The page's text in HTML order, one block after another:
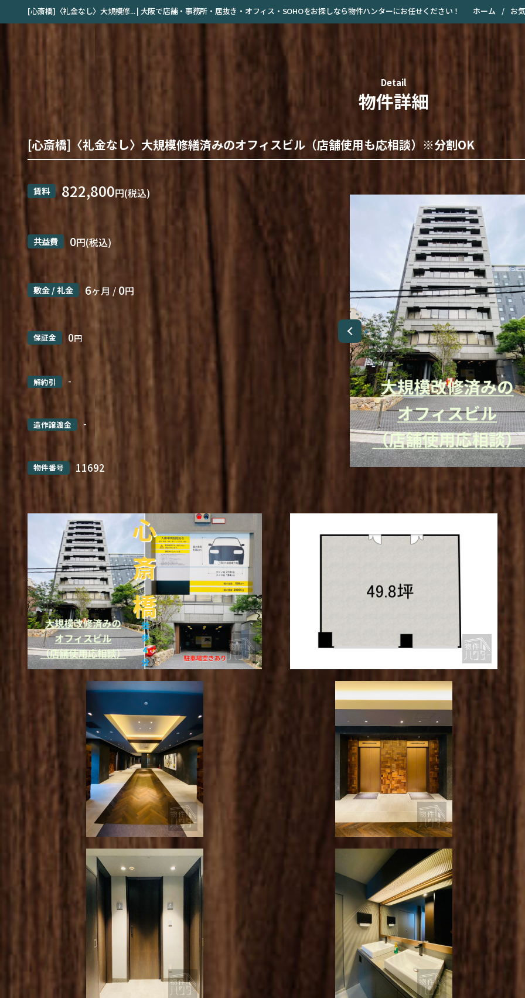
[心斎橋]〈礼金なし〉大規模修... | 大阪で店舗・事務所・居抜き・オフィス・SOHOをお探しなら物件ハンターにお任せください！ ホーム / お
Detail
物件詳細
[心斎橋]〈礼金なし〉大規模修繕済みのオフィスビル（店舗使用も応相談）※分割OK
賃料 822,800円(税込)
共益費 0円(税込)
敷金 / 礼金 6ヶ月 / 0円
保証金 0円
解約引 -
造作譲渡金 -
物件番号 11692